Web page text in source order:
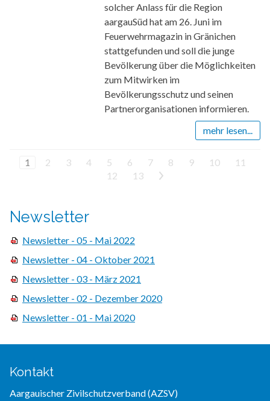
solcher Anlass für die Region
aargauSüd hat am 26. Juni im
Feuerwehrmagazin in Gränichen
stattgefunden und soll die junge
Bevölkerung über die Möglichkeiten
zum Mitwirken im
Bevölkerungsschutz und seinen
Partnerorganisationen informieren.
mehr lesen...
1 2 3 4 5 6 7 8 9 10
11
12
13 >
Newsletter
Newsletter - 05 - Mai 2022
Newsletter - 04 - Oktober 2021
Newsletter - 03 - März 2021
Newsletter - 02 - Dezember 2020
Newsletter - 01 - Mai 2020
Kontakt
Aargauischer Zivilschutzverband (AZSV)